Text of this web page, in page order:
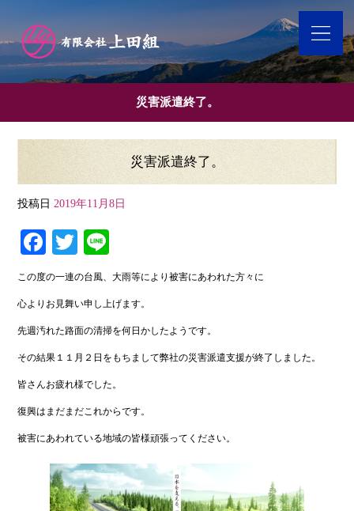
災害派遣終了。
災害派遣終了。
投稿日 2019年11月8日
Fa
ce
bo
ok
T
wi
tte
r
ne
この度の一連の台風、大雨等により被害にあわれた方々に
心よりお見舞い申し上げます。
先週汚れた路面の清掃を何日かしたようです。
その結果１１月２日をもちまして弊社の災害派遣支援が終了しました。
皆さんお疲れ様でした。
復興はまだまだこれからです。
被害にあわれている地域の皆様頑張ってください。